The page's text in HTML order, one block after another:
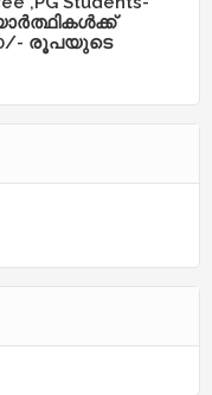
രൂപയുടെ